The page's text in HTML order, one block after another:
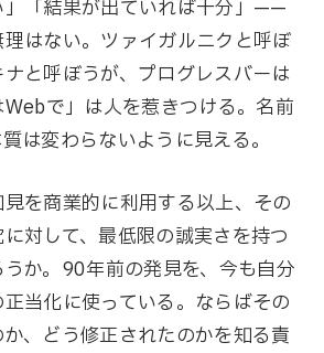
」「結果が出ていれば十分」——
はない。ツァイガルニクと呼ぼ
と呼ぼうが、プログレスバーは
で」は人を惹きつける。名前
は変わらないように見える。
を商業的に利用する以上、その
対して、最低限の誠実さを持つ
か。90年前の発見を、今も自分
当化に使っている。ならばその
、どう修正されたのかを知る責